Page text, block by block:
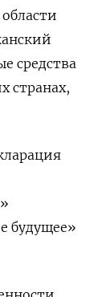
средства
странах,
будущее»